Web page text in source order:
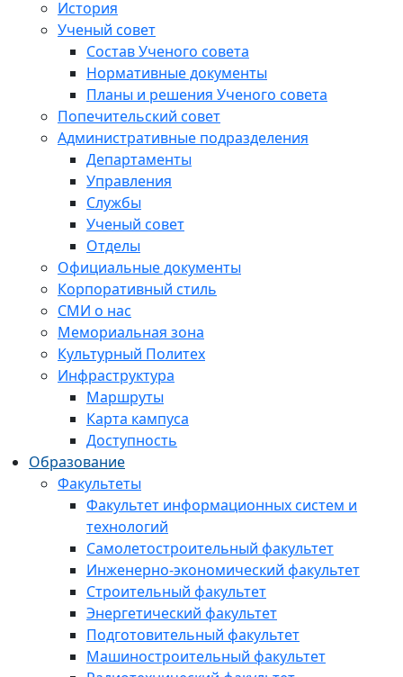
История
Ученый совет
Состав Ученого совета
Нормативные документы
Планы и решения Ученого совета
Попечительский совет
Административные подразделения
Департаменты
Управления
Службы
Ученый совет
Отделы
Официальные документы
Корпоративный стиль
СМИ о нас
Мемориальная зона
Культурный Политех
Инфраструктура
Маршруты
Карта кампуса
Доступность
Образование
Факультеты
Факультет информационных систем и
технологий
Самолетостроительный факультет
Инженерно-экономический факультет
Строительный факультет
Энергетический факультет
Подготовительный факультет
Машиностроительный факультет